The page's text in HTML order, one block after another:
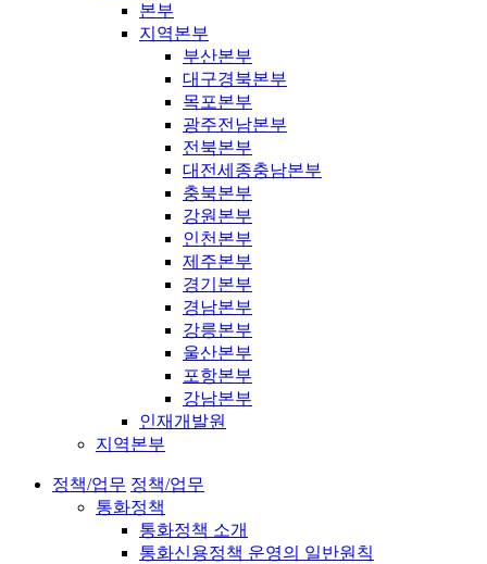
본부
지역본부
부산본부
대구경북본부
목포본부
광주전남본부
전북본부
대전세종충남본부
충북본부
강원본부
인천본부
제주본부
경기본부
경남본부
강릉본부
울산본부
포항본부
강남본부
인재개발원
지역본부
정책/업무 정책/업무
통화정책
통화정책 소개
통화신용정책 운영의 일반원칙